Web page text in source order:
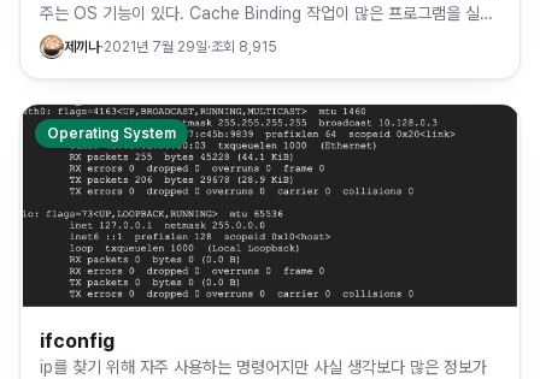
주는 OS 기능이 있다. Cache Binding 작업이 많은 프로그램을 실행
시킬 때 각각의 CPU를 분리하여 할당함으로써…
제끼나·2021년 7월 29일·조회 8,915
Operating System
ifconfig
ip를 찾기 위해 자주 사용하는 명령어지만 사실 생각보다 많은 정보가